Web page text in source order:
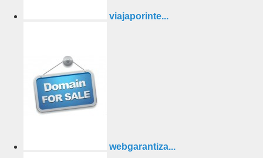
viajaporinte...
webgarantiza...